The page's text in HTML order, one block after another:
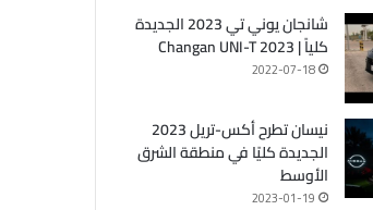
شانجان يوني تي 2023 الجديدة
كلياً | Changan UNI-T 2023
2022-07-18
نيسان تطرح أكس-تريل 2023
الجديدة كليًا في منطقة الشرق
الأوسط
2023-01-19